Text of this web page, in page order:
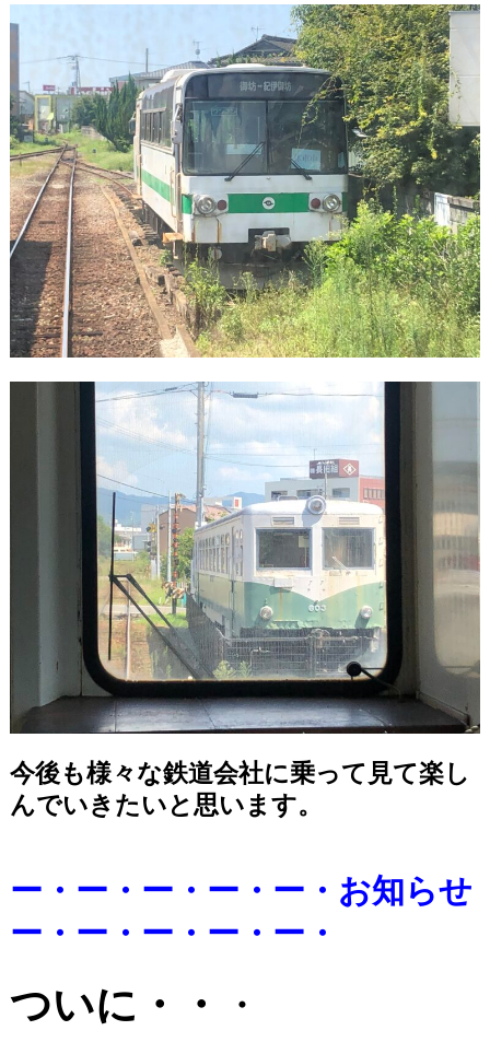
今後も様々な鉄道会社に乗って見て楽し
んでいきたいと思います。
ー・ー・ー・ー・ー・お知らせ
ー・ー・ー・ー・ー・
ついに・・ ・